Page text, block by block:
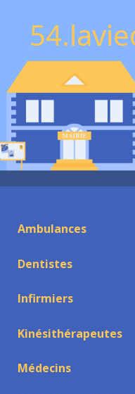
Ambulances
Dentistes
Infirmiers
Kinésithérapeutes
Médecins